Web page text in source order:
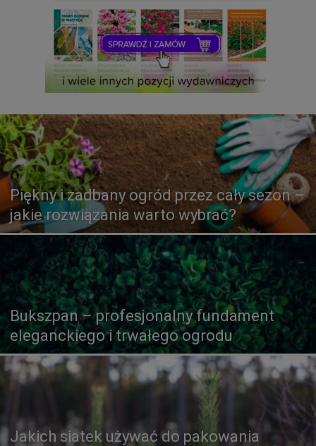
Piękny i zadbany ogród przez cały sezon –
jakie rozwiązania warto wybrać?
Bukszpan – profesjonalny fundament
eleganckiego i trwałego ogrodu
Jakich siatek używać do pakowania